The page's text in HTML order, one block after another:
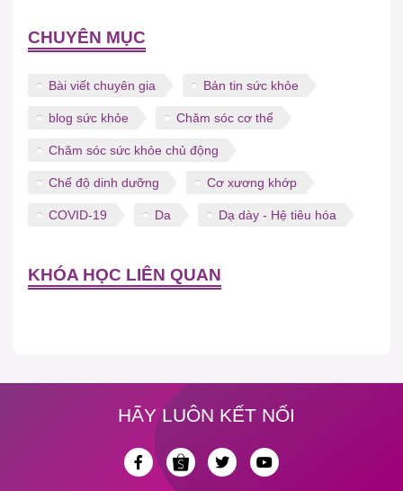
CHUYÊN MỤC
Bài viết chuyên gia Bản tin sức khỏe
blog sức khỏe Chăm sóc cơ thể
Chăm sóc sức khỏe chủ động
Chế độ dinh dưỡng Cơ xương khớp
COVID-19 Da Dạ dày - Hệ tiêu hóa
KHÓA HỌC LIÊN QUAN
HÃY LUÔN KẾT NỐI